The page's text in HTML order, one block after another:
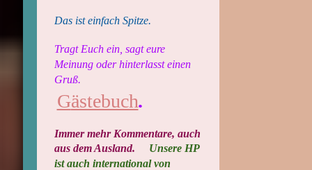
Das ist einfach Spitze.
Tragt Euch ein, sagt eure
Meinung oder hinterlasst einen
Gruß.
Gästebuch.
Immer mehr Kommentare, auch
aus dem Ausland​. Unsere HP
ist auch international von